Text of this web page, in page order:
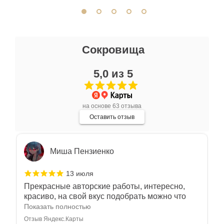
Сокровища
5,0 из 5
на основе 63 отзыва
Оставить отзыв
Очень большой выбор украшений! Каждое -
индивидуально и завораживает своей
красотой! Трудно не купить всё! Спасибо!
Отзыв Яндекс.Карты
Миша Пензиенко
13 июля
Прекрасные авторские работы, интересно,
красиво, на свой вкус подобрать можно что
угодно
Показать полностью
Отзыв Яндекс.Карты